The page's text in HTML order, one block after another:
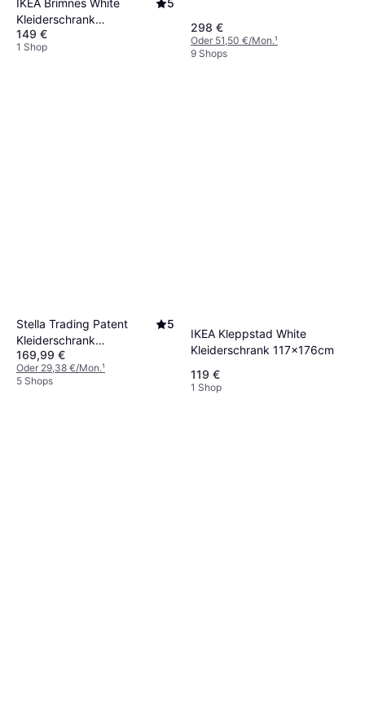
Kleiderschrank
117x190cm
149 €
1 Shop
298 €
Oder 51,50 €/Mon.¹
9 Shops
Stella Trading Patent
Kleiderschrank
145x188cm
5
169,99 €
Oder 29,38 €/Mon.¹
5 Shops
IKEA Kleppstad White
Kleiderschrank 117x176cm
119 €
1 Shop